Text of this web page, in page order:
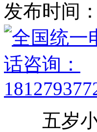
发布时间
五岁小